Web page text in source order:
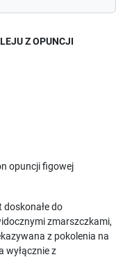
Z OPUNCJI
opuncji figowej
doskonałe do
zmarszczkami,
z pokolenia na
wyłącznie z